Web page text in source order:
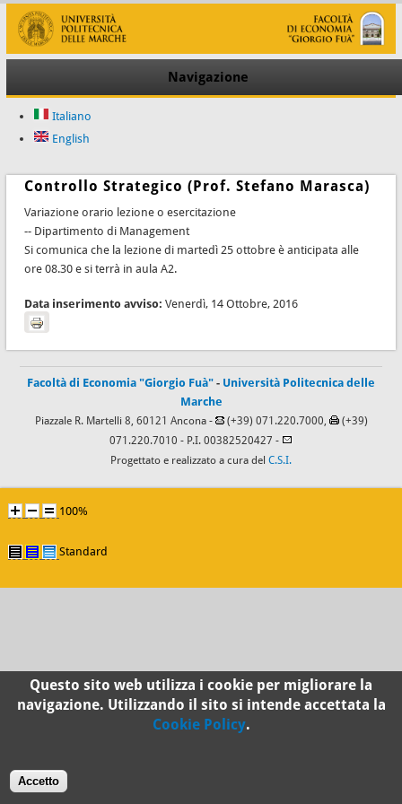
Navigazione
Italiano
English
Controllo Strategico (Prof. Stefano Marasca)
Variazione orario lezione o esercitazione
-- Dipartimento di Management
Si comunica che la lezione di martedì 25 ottobre è anticipata alle
ore 08.30 e si terrà in aula A2.
Data inserimento avviso: Venerdì, 14 Ottobre, 2016
Facoltà di Economia "Giorgio Fuà" - Università Politecnica delle
Marche
Piazzale R. Martelli 8, 60121 Ancona - (+39) 071.220.7000,
(+39)
071.220.7010 - P.I. 00382520427 -
Progettato e realizzato a cura del C.S.I.
100%
Standard
Questo sito web utilizza i cookie per migliorare la
navigazione. Utilizzando il sito si intende accettata la
Cookie Policy.
Accetto